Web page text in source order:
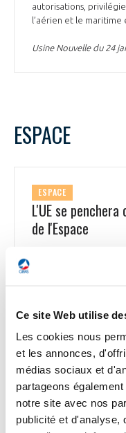
Ce site Web utilise
Les cookies nous
et les annonces,
médias sociaux et
partageons
notre site avec nos
publicité et d'analyse,
autorisations,
l’aérien et le
Usine Nouvelle du 24
ESPACE
ESPACE
L'UE se
de l'Espace
les activités spatiales
Commission
proposition législative
spatial, qui
européennes qui
Elle établirait, par
tous les systèmes
désorbitation pour les
cybersécurité. Avec ce
de développer une